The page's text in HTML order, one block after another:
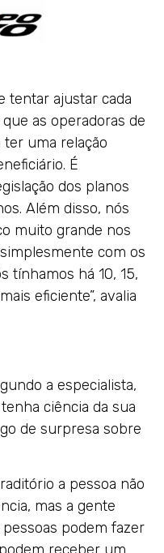
tentar ajustar cada
as operadoras de
uma relação
É
dos planos
Além disso, nós
muito grande nos
com os
tínhamos há 10, 15,
eficiente”, avalia
a especialista,
ciência da sua
de surpresa sobre
a pessoa não
mas a gente
podem fazer